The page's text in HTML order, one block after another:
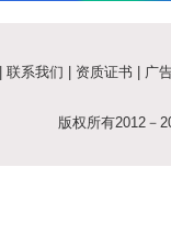
联系我们 资质证书 广
版权所有2012－